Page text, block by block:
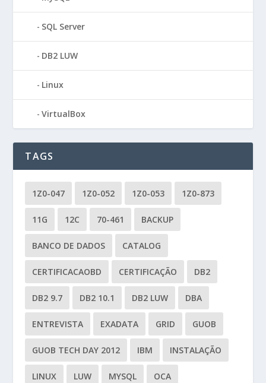
SQL Server
DB2 LUW
Linux
VirtualBox
TAGS
1Z0-047 1Z0-052 1Z0-053 1Z0-873
11G 12C 70-461 BACKUP
BANCO DE DADOS CATALOG
CERTIFICACAOBD CERTIFICAÇÃO DB2
DB2 9.7 DB2 10.1 DB2 LUW DBA
ENTREVISTA EXADATA GRID GUOB
GUOB TECH DAY 2012 IBM INSTALAÇÃO
LINUX LUW MYSQL OCA